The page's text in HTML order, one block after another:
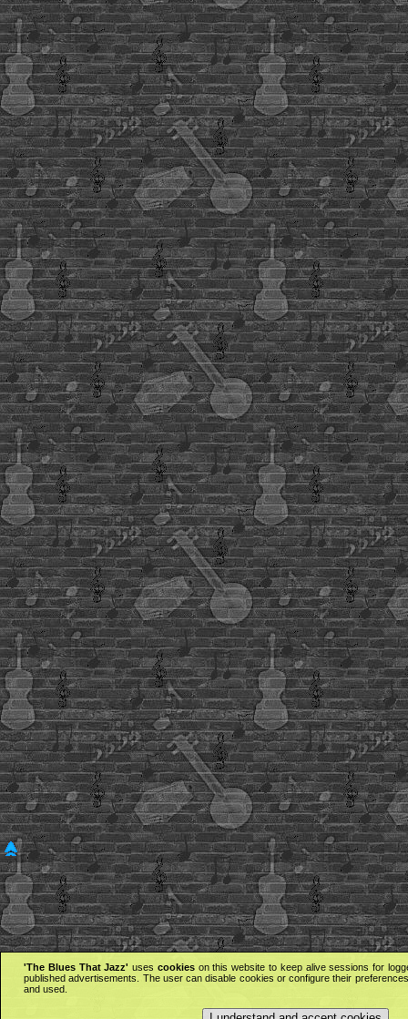
'The Blues That Jazz' uses cookieson this website to keep alive sessions for
published advertisements. The user can disable cookies or configure their
and used.